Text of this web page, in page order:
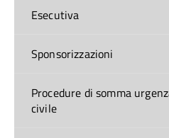
Esecutiva
Sponsorizzazioni
Procedure di somma
civile